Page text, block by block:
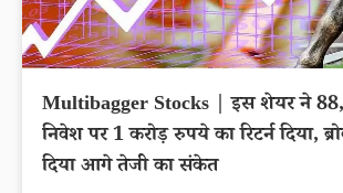
Multibagger Stocks | इस शेयर ने
निवेश पर 1 करोड़ रुपये का रिटर्न दिया,
दिया आगे तेजी का संकेत